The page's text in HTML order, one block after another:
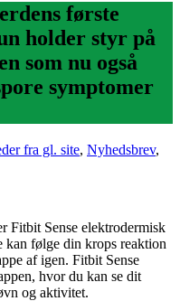
første
holder styr på
som nu også
symptomer
fra gl. site, Nyhedsbrev,
Fitbit Sense elektrodermisk
følge din krops reaktion
af igen. Fitbit Sense
hvor du kan se dit
og aktivitet.